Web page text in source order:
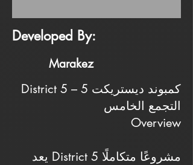
Developed By:
Marakez
District 5 – كمبوند ديستريكت 5
التجمع الخامس
Overview
يعد District 5 مشروعًا متكاملًا